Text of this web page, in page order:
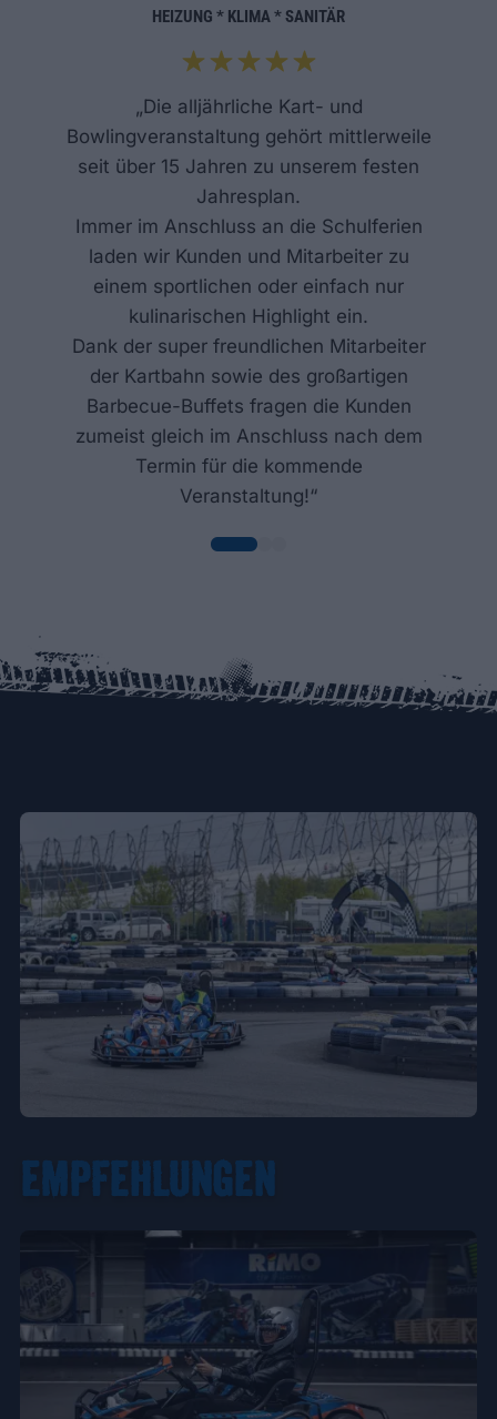
HEIZUNG * KLIMA * SANITÄR
„Die alljährliche Kart- und
Bowlingveranstaltung gehört mittlerweile
seit über 15 Jahren zu unserem festen
Jahresplan.
Immer im Anschluss an die Schulferien
laden wir Kunden und Mitarbeiter zu
einem sportlichen oder einfach nur
kulinarischen Highlight ein.
Dank der super freundlichen Mitarbeiter
der Kartbahn sowie des großartigen
Barbecue-Buffets fragen die Kunden
zumeist gleich im Anschluss nach dem
Termin für die kommende
Veranstaltung!“
EMPFEHLUNGEN